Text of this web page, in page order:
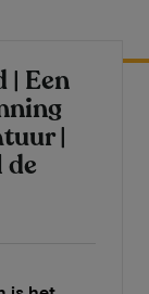
| Een
|
de